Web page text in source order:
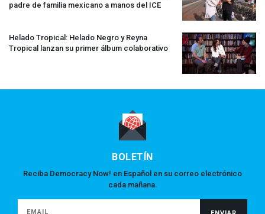
padre de familia mexicano a manos del ICE
Helado Tropical: Helado Negro y Reyna
Tropical lanzan su primer álbum colaborativo
BOLETÍN
Reciba Democracy Now! en Español en su correo electrónico
cada mañana.